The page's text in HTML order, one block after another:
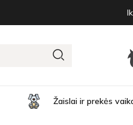
Žaislai ir prekės
toy Busy Bees ZA3994
BUSY BEES